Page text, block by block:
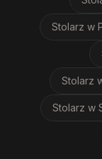
Stolarz w
Stolarz
Stolarz w